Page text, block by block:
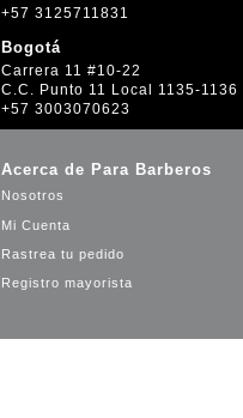
+57 3125711831
Bogotá
Carrera 11 #10-22
C.C. Punto 11 Local 1135-1136
+57 3003070623
Acerca de Para Barberos
Nosotros
Mi Cuenta
Rastrea tu pedido
Registro mayorista